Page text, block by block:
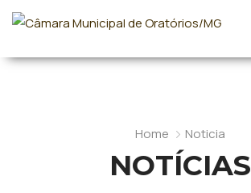
Home Noticia
NOTÍCIAS